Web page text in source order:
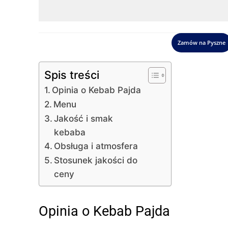
Zamów na Pyszne
Spis treści
Opinia o Kebab Pajda
Menu
Jakość i smak
kebaba
Obsługa i atmosfera
Stosunek jakości do
ceny
Opinia o Kebab Pajda